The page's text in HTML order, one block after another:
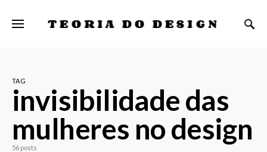
TEORIA DO DESIGN
TAG
invisibilidade das
mulheres no design
56 posts